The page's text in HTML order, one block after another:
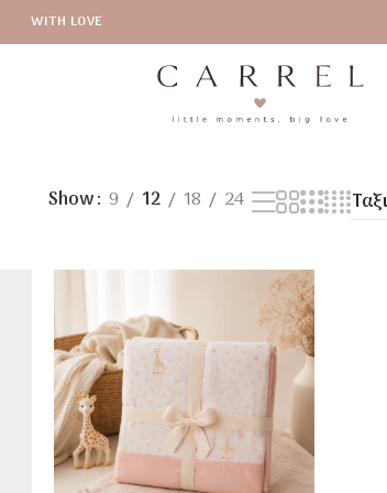
WITH LOVE
Show 9 12 18 24